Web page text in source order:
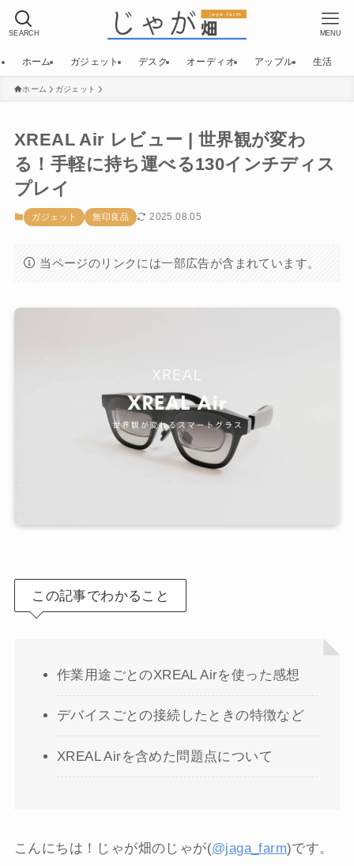
SEARCH MENU
ホーム ガジェット デスク オーディオ アップル 生活
ホーム ガジェット
XREAL Air レビュー | 世界観が変わ
る！手軽に持ち運べる130インチディス
プレイ
ガジェット 無印良品 2025.08.05
当ページのリンクには一部広告が含まれています。
この記事でわかること
作業用途ごとのXREAL Airを使った感想
デバイスごとの接続したときの特徴など
XREAL Airを含めた問題点について
こんにちは！じゃが畑のじゃが(@jaga_farm)です。